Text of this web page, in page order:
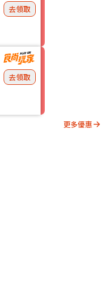
去領取
去領取
更多優惠